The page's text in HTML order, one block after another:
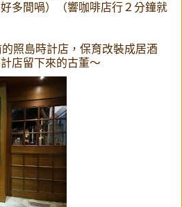
多間喎）（響咖啡店行２分鐘就
照島時計店，保育改裝成居酒
店留下來的古董～